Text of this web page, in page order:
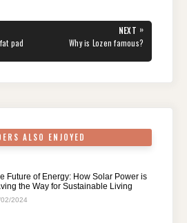
di
t
e
s
A
gr
a
e
pad
NEXT »
NEXT
POST:
Why is Lozen famous?
ALSO ENJOYED
Future of Energy: How Solar Power is
the Way for Sustainable Living
2024